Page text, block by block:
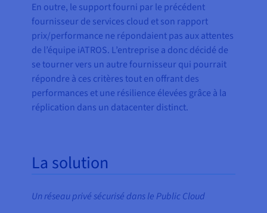
En outre, le support fourni par le précédent
fournisseur de services cloud et son rapport
prix/performance ne répondaient pas aux attentes
de l’équipe iATROS. L’entreprise a donc décidé de
se tourner vers un autre fournisseur qui pourrait
répondre à ces critères tout en offrant des
performances et une résilience élevées grâce à la
réplication dans un datacenter distinct.
La solution
Un réseau privé sécurisé dans le Public Cloud